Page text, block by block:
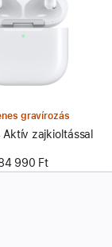
gravírozás
Aktív zajkioltással
990 Ft